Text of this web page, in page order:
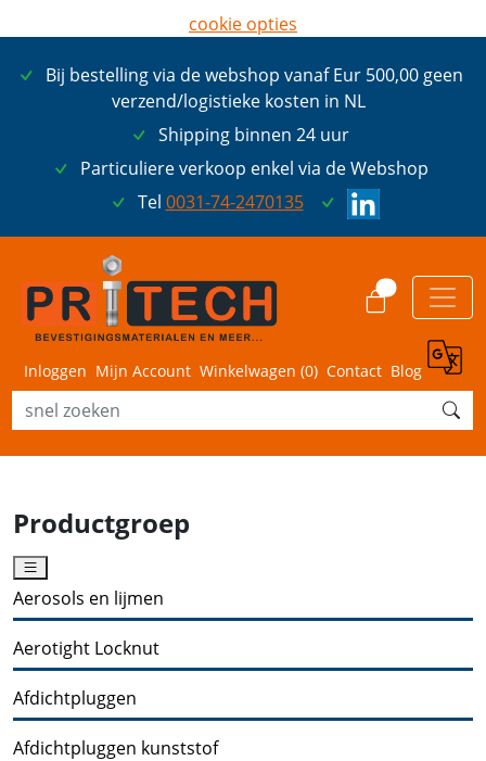
Bij bestelling via de webshop vanaf Eur 500,00 geen
verzend/logistieke kosten in NL
Shipping binnen 24 uur
Particuliere verkoop enkel via de Webshop
Tel 0031-74-2470135
Inloggen Mijn Account Winkelwagen (0) Contact Blog
Productgroep
Aerosols en lijmen
Aerotight Locknut
Afdichtpluggen
Afdichtpluggen kunststof
cookie opties
ik ga akkoord met cookies